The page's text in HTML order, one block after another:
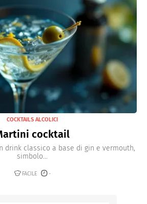
COCKTAILS ALCOLICI
cocktail
drink classico a base di gin e vermouth,
simbolo...
FACILE -